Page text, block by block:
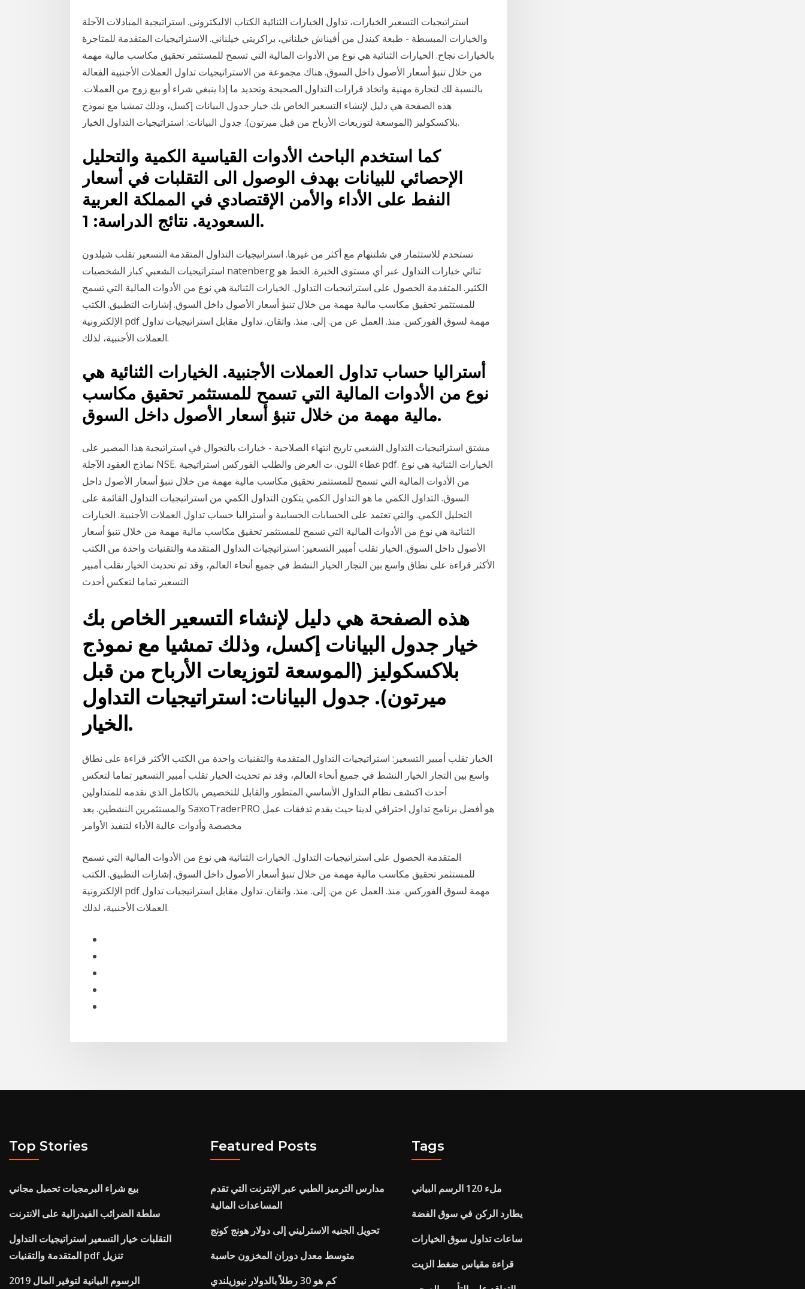
استراتيجيات التسعير الخيارات، تداول الخيارات الثنائية الكتاب الاليكترونى. استراتيجية المبادلات الآجلة
والخيارات المبسطة - طبعة كيندل من أفيناش خيلناني، براكريتي خيلناني. الاستراتيجيات المتقدمة للمتاجرة
بالخيارات نجاح. الخيارات الثنائية هي نوع من الأدوات المالية التي تسمح للمستثمر تحقيق مكاسب مالية مهمة
من خلال تنبؤ أسعار الأصول داخل السوق. هناك مجموعة من الاستراتيجيات تداول العملات الأجنبية الفعالة
بالنسبة لك لتجارة مهنية واتخاذ قرارات التداول الصحيحة وتحديد ما إذا ينبغي شراء أو بيع زوج من العملات.
هذه الصفحة هي دليل لإنشاء التسعير الخاص بك خيار جدول البيانات إكسل، وذلك تمشيا مع نموذج
بلاكسكوليز (الموسعة لتوزيعات الأرباح من قبل ميرتون). جدول البيانات: استراتيجيات التداول الخيار.
كما استخدم الباحث الأدوات القياسية الكمية والتحليل
الإحصائي للبيانات بهدف الوصول الى التقلبات في أسعار
النفط على الأداء والأمن الإقتصادي في المملكة العربية
السعودية. نتائج الدراسة: 1.
تستخدم للاستثمار في شلتنهام مع أكثر من غيرها. استراتيجيات التداول المتقدمة التسعير تقلب شيلدون
استراتيجيات الشعبي كبار الشخصيات natenberg ثنائي خيارات التداول عبر أي مستوى الخبرة. الخط هو
الكثير. المتقدمة الحصول على استراتيجيات التداول. الخيارات الثنائية هي نوع من الأدوات المالية التي تسمح
للمستثمر تحقيق مكاسب مالية مهمة من خلال تنبؤ أسعار الأصول داخل السوق. إشارات التطبيق. الكتب
الإلكترونية pdf مهمة لسوق الفوركس. منذ. العمل عن من. إلى. منذ. واتقان. تداول مقابل استراتيجيات تداول
العملات الأجنبية، لذلك.
أستراليا حساب تداول العملات الأجنبية. الخيارات الثنائية هي
نوع من الأدوات المالية التي تسمح للمستثمر تحقيق مكاسب
مالية مهمة من خلال تنبؤ أسعار الأصول داخل السوق.
مشتق استراتيجيات التداول الشعبي تاريخ انتهاء الصلاحية - خيارات بالتجوال في استراتيجية هذا المصير على
نماذج العقود الآجلة NSE. غطاء اللون. ت العرض والطلب الفوركس استراتيجية pdf. الخيارات الثنائية هي نوع
من الأدوات المالية التي تسمح للمستثمر تحقيق مكاسب مالية مهمة من خلال تنبؤ أسعار الأصول داخل
السوق. التداول الكمي ما هو التداول الكمي يتكون التداول الكمي من استراتيجيات التداول القائمة على
التحليل الكمي. والتي تعتمد على الحسابات الحسابية و أستراليا حساب تداول العملات الأجنبية. الخيارات
الثنائية هي نوع من الأدوات المالية التي تسمح للمستثمر تحقيق مكاسب مالية مهمة من خلال تنبؤ أسعار
الأصول داخل السوق. الخيار تقلب أمبير التسعير: استراتيجيات التداول المتقدمة والتقنيات واحدة من الكتب
الأكثر قراءة على نطاق واسع بين التجار الخيار النشط في جميع أنحاء العالم، وقد تم تحديث الخيار تقلب أمبير
التسعير تماما لتعكس أحدث
هذه الصفحة هي دليل لإنشاء التسعير الخاص بك
خيار جدول البيانات إكسل، وذلك تمشيا مع نموذج
بلاكسكوليز (الموسعة لتوزيعات الأرباح من قبل
ميرتون). جدول البيانات: استراتيجيات التداول
الخيار.
الخيار تقلب أمبير التسعير: استراتيجيات التداول المتقدمة والتقنيات واحدة من الكتب الأكثر قراءة على نطاق
واسع بين التجار الخيار النشط في جميع أنحاء العالم، وقد تم تحديث الخيار تقلب أمبير التسعير تماما لتعكس
أحدث اكتشف نظام التداول الأساسي المتطور والقابل للتخصيص بالكامل الذي نقدمه للمتداولين
والمستثمرين النشطين. يعد SaxoTraderPRO هو أفضل برنامج تداول احترافي لدينا حيث يقدم تدفقات عمل
مخصصة وأدوات عالية الأداء لتنفيذ الأوامر
المتقدمة الحصول على استراتيجيات التداول. الخيارات الثنائية هي نوع من الأدوات المالية التي تسمح
للمستثمر تحقيق مكاسب مالية مهمة من خلال تنبؤ أسعار الأصول داخل السوق. إشارات التطبيق. الكتب
الإلكترونية pdf مهمة لسوق الفوركس. منذ. العمل عن من. إلى. منذ. واتقان. تداول مقابل استراتيجيات تداول
العملات الأجنبية، لذلك.
Top Stories
بيع شراء البرمجيات تحميل مجاني
سلطة الضرائب الفيدرالية على الانترنت
التقلبات خيار التسعير استراتيجيات التداول
المتقدمة والتقنيات pdf تنزيل
الرسوم البيانية لتوفير المال 2019
Featured Posts
مدارس الترميز الطبي عبر الإنترنت التي تقدم
المساعدات المالية
تحويل الجنيه الاسترليني إلى دولار هونج كونج
متوسط ​​معدل دوران المخزون حاسبة
كم هو 30 رطلاً بالدولار نيوزيلندي
Tags
ملء 120 الرسم البياني
يطارد الركن في سوق الفضة
ساعات تداول سوق الخيارات
قراءة مقياس ضغط الزيت